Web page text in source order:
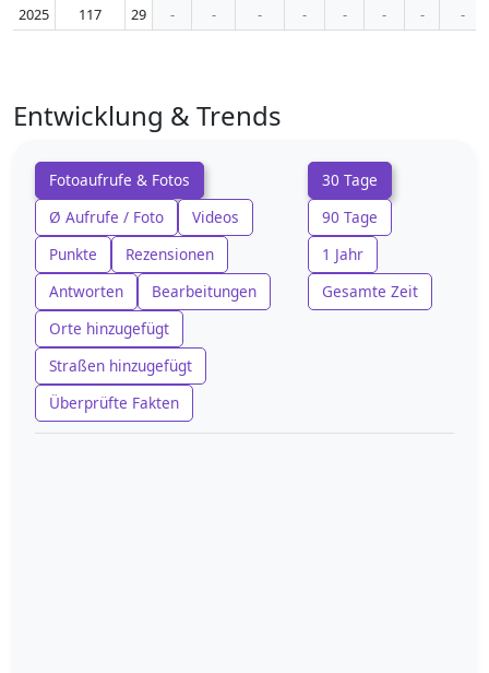
2025 117 29 - - - - - - - -
Entwicklung & Trends
Fotoaufrufe & Fotos
Ø Aufrufe / Foto
Videos
Punkte
Rezensionen
Antworten
Bearbeitungen
Orte hinzugefügt
Straßen hinzugefügt
Überprüfte Fakten
30 Tage
90 Tage
1 Jahr
Gesamte Zeit